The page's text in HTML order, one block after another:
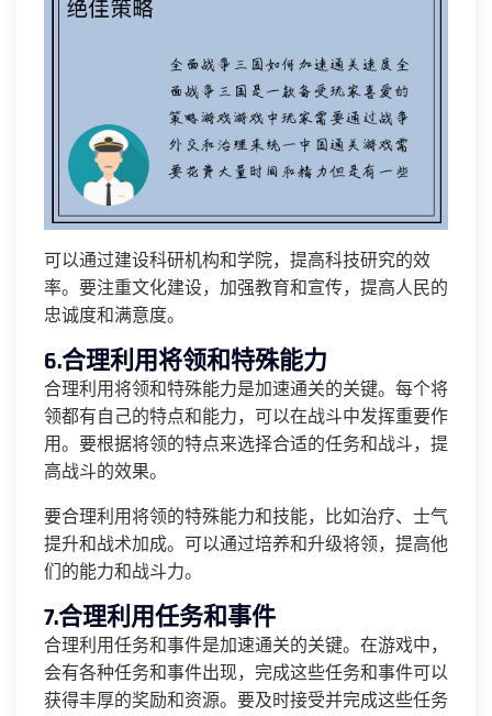
可以通过建设科研机构和学院，提高科技研究的效
率。要注重文化建设，加强教育和宣传，提高人民的
忠诚度和满意度。
6.合理利用将领和特殊能力
合理利用将领和特殊能力是加速通关的关键。每个将
领都有自己的特点和能力，可以在战斗中发挥重要作
用。要根据将领的特点来选择合适的任务和战斗，提
高战斗的效果。
要合理利用将领的特殊能力和技能，比如治疗、士气
提升和战术加成。可以通过培养和升级将领，提高他
们的能力和战斗力。
7.合理利用任务和事件
合理利用任务和事件是加速通关的关键。在游戏中，
会有各种任务和事件出现，完成这些任务和事件可以
获得丰厚的奖励和资源。要及时接受并完成这些任务